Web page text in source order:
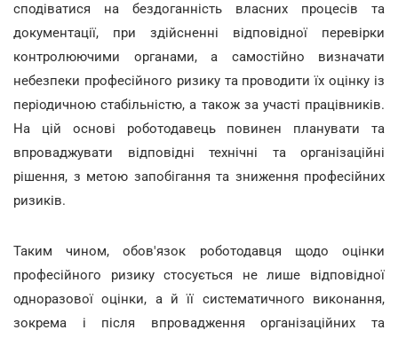
сподіватися на бездоганність власних процесів та
документації, при здійсненні відповідної перевірки
контролюючими органами, а самостійно визначати
небезпеки професійного ризику та проводити їх оцінку із
періодичною стабільністю, а також за участі працівників.
На цій основі роботодавець повинен планувати та
впроваджувати відповідні технічні та організаційні
рішення, з метою запобігання та зниження професійних
ризиків.
Таким чином, обов'язок роботодавця щодо оцінки
професійного ризику стосується не лише відповідної
одноразової оцінки, а й її систематичного виконання,
зокрема і після впровадження організаційних та